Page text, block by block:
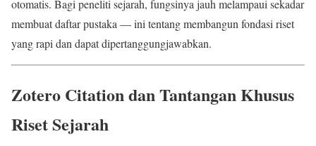
otomatis. Bagi peneliti sejarah, fungsinya jauh melampaui sekadar
membuat daftar pustaka — ini tentang membangun fondasi riset
yang rapi dan dapat dipertanggungjawabkan.
Zotero Citation dan Tantangan Khusus
Riset Sejarah